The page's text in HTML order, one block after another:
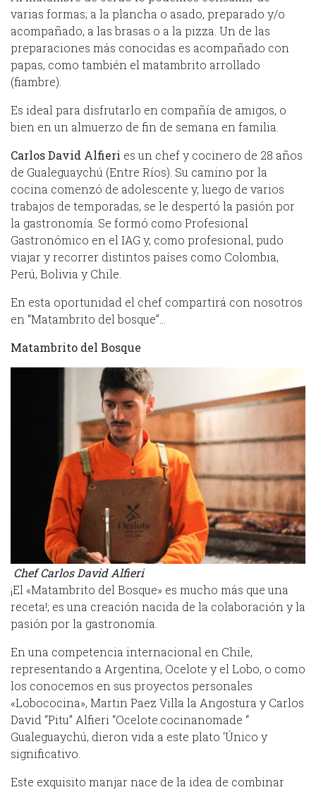
varias formas; a la plancha o asado, preparado y/o
acompañado, a las brasas o a la pizza. Un de las
preparaciones más conocidas es acompañado con
papas, como también el matambrito arrollado
(fiambre).
Es ideal para disfrutarlo en compañía de amigos, o
bien en un almuerzo de fin de semana en familia.
Carlos David Alfieri es un chef y cocinero de 28 años
de Gualeguaychú (Entre Ríos). Su camino por la
cocina comenzó de adolescente y, luego de varios
trabajos de temporadas, se le despertó la pasión por
la gastronomía. Se formó como Profesional
Gastronómico en el IAG y, como profesional, pudo
viajar y recorrer distintos países como Colombia,
Perú, Bolivia y Chile.
En esta oportunidad el chef compartirá con nosotros
en “Matambrito del bosque”…
Matambrito del Bosque
Chef Carlos David Alfieri
¡El «Matambrito del Bosque» es mucho más que una
receta!; es una creación nacida de la colaboración y la
pasión por la gastronomía.
En una competencia internacional en Chile,
representando a Argentina, Ocelote y el Lobo, o como
los conocemos en sus proyectos personales
«Lobococina», Martin Paez Villa la Angostura y Carlos
David “Pitu” Alfieri “Ocelote.cocinanomade “
Gualeguaychú, dieron vida a este plato ‘Único y
significativo.
Este exquisito manjar nace de la idea de combinar